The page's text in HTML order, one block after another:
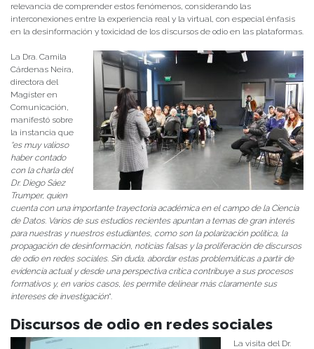
relevancia de comprender estos fenómenos, considerando las
interconexiones entre la experiencia real y la virtual, con especial énfasis
en la desinformación y toxicidad de los discursos de odio en las plataformas.
La Dra. Camila
Cárdenas Neira,
directora del
Magíster en
Comunicación,
manifestó sobre
la instancia que
“es muy valioso
haber contado
con la charla del
Dr. Diego Sáez
Trumper, quien
cuenta con una importante trayectoria académica en el campo de la Ciencia
de Datos. Varios de sus estudios recientes apuntan a temas de gran interés
para nuestras y nuestros estudiantes, como son la polarización política, la
propagación de desinformación, noticias falsas y la proliferación de discursos
de odio en redes sociales. Sin duda, abordar estas problemáticas a partir de
evidencia actual y desde una perspectiva crítica contribuye a sus procesos
formativos y, en varios casos, les permite delinear más claramente sus
intereses de investigación”.
Discursos de odio en redes sociales
La visita del Dr.